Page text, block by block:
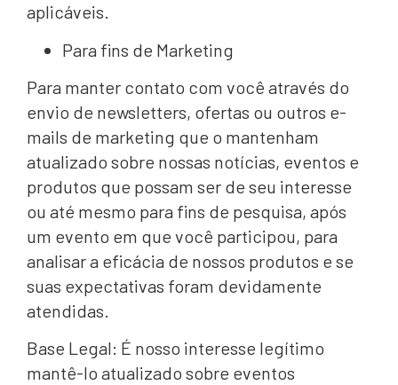
aplicáveis.
Para fins de Marketing
Para manter contato com você através do
envio de newsletters, ofertas ou outros e-
mails de marketing que o mantenham
atualizado sobre nossas notícias, eventos e
produtos que possam ser de seu interesse
ou até mesmo para fins de pesquisa, após
um evento em que você participou, para
analisar a eficácia de nossos produtos e se
suas expectativas foram devidamente
atendidas.
Base Legal: É nosso interesse legítimo
mantê-lo atualizado sobre eventos